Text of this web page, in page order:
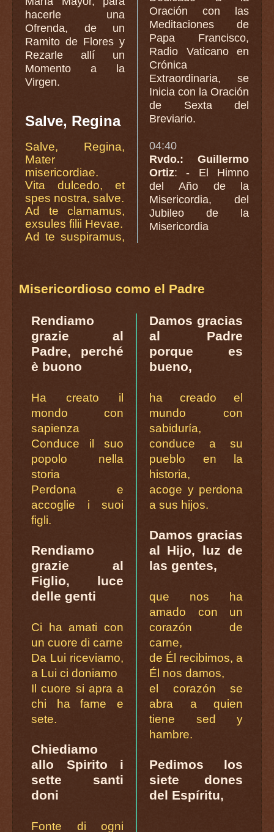
hacerle una
Ofrenda, de un
Ramito de Flores y
Rezarle allí un
Momento a la
Virgen.
Salve, Regina
Salve, Regina,
Mater
misericordiae.
Vita dulcedo, et
spes nostra, salve.
Ad te clamamus,
exsules filii Hevae.
Ad te suspiramus,
Oración con las
Meditaciones de
Papa Francisco,
Radio Vaticano en
Crónica
Extraordinaria, se
Inicia con la Oración
de Sexta del
Breviario.
04:40
Rvdo.: Guillermo
Ortiz: - El Himno
del Año de la
Misericordia, del
Jubileo de la
Misericordia
Misericordioso como el Padre
Rendiamo
grazie al
Padre, perché
è buono
Ha creato il
mondo con
sapienza
Conduce il suo
popolo nella
storia
Perdona e
accoglie i suoi
figli.
Rendiamo
grazie al
Figlio, luce
delle genti
Ci ha amati con
un cuore di carne
Da Lui riceviamo,
a Lui ci doniamo
Il cuore si apra a
chi ha fame e
sete.
Chiediamo
allo Spirito i
sette santi
doni
Fonte di ogni
Damos gracias
al Padre
porque es
bueno,
ha creado el
mundo con
sabiduría,
conduce a su
pueblo en la
historia,
acoge y perdona
a sus hijos.
Damos gracias
al Hijo, luz de
las gentes,
que nos ha
amado con un
corazón de
carne,
de Él recibimos, a
Él nos damos,
el corazón se
abra a quien
tiene sed y
hambre.
Pedimos los
siete dones
del Espíritu,